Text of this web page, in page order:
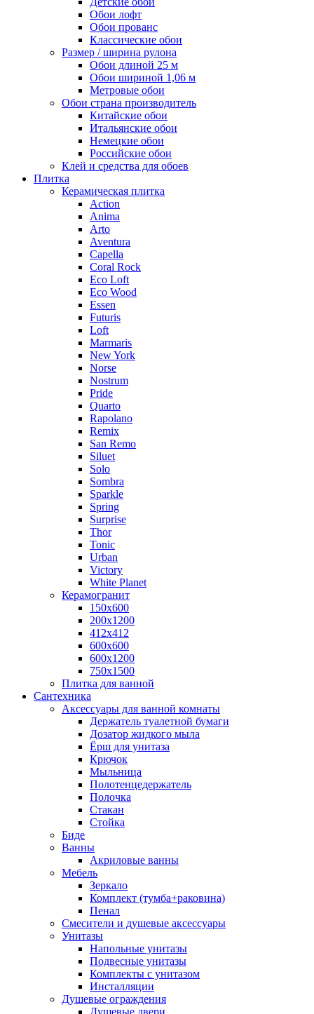
Обои лофт
Обои прованс
Классические обои
Размер / ширина рулона
Обои длиной 25 м
Обои шириной 1,06 м
Метровые обои
Обои страна производитель
Китайские обои
Итальянские обои
Немецкие обои
Российские обои
Клей и средства для обоев
Плитка
Керамическая плитка
Action
Anima
Arto
Aventura
Capella
Coral Rock
Eco Loft
Eco Wood
Essen
Futuris
Loft
Marmaris
New York
Norse
Nostrum
Pride
Quarto
Rapolano
Remix
San Remo
Siluet
Solo
Sombra
Sparkle
Spring
Surprise
Thor
Tonic
Urban
Victory
White Planet
Керамогранит
150x600
200х1200
412x412
600x600
600x1200
750х1500
Плитка для ванной
Сантехника
Аксессуары для ванной комнаты
Держатель туалетной бумаги
Дозатор жидкого мыла
Ёрш для унитаза
Крючок
Мыльница
Полотенцедержатель
Полочка
Стакан
Стойка
Биде
Ванны
Акриловые ванны
Мебель
Зеркало
Комплект (тумба+раковина)
Пенал
Смесители и душевые аксессуары
Унитазы
Напольные унитазы
Подвесные унитазы
Комплекты с унитазом
Инсталляции
Душевые ограждения
Душевые двери